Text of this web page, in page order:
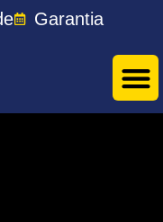
Garantia